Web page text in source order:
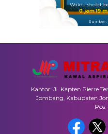
Waktu sholat
0 jam 18
Sumber:
Kantor: Jl. Kapten Pierre
Jombang, Kabupaten
Pos: